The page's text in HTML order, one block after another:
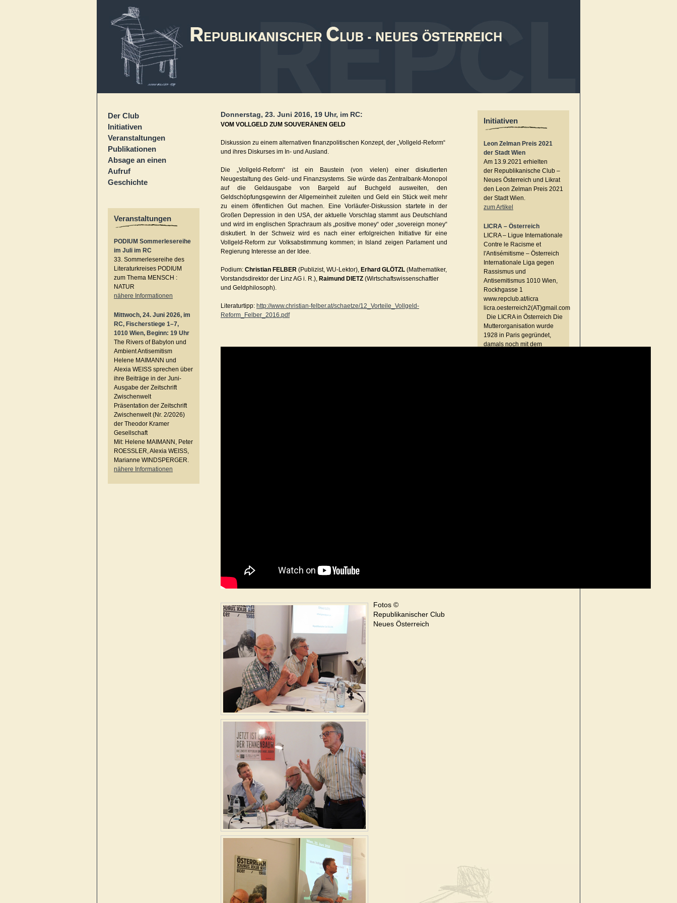
Der Club
Initiativen
Veranstaltungen
Publikationen
Absage an einen
Aufruf
Geschichte
Veranstaltungen
PODIUM Sommerlesereihe
im Juli im RC
33. Sommerlesereihe des
Literaturkreises PODIUM
zum Thema MENSCH :
NATUR
nähere Informationen
Mittwoch, 24. Juni 2026, im
RC, Fischerstiege 1–7,
1010 Wien, Beginn: 19 Uhr
The Rivers of Babylon und
Ambient Antisemitism
Helene MAIMANN und
Alexia WEISS sprechen über
ihre Beiträge in der Juni-
Ausgabe der Zeitschrift
Zwischenwelt
Präsentation der Zeitschrift
Zwischenwelt (Nr. 2/2026)
der Theodor Kramer
Gesellschaft
Mit: Helene MAIMANN, Peter
ROESSLER, Alexia WEISS,
Marianne WINDSPERGER.
nähere Informationen
Donnerstag, 23. Juni 2016, 19 Uhr, im RC:
VOM VOLLGELD ZUM SOUVERÄNEN GELD
Diskussion zu einem alternativen finanzpolitischen Konzept, der „Vollgeld-Reform“
und ihres Diskurses im In- und Ausland.
Die „Vollgeld-Reform“ ist ein Baustein (von vielen) einer diskutierten
Neugestaltung des Geld- und Finanzsystems. Sie würde das Zentralbank-Monopol
auf die Geldausgabe von Bargeld auf Buchgeld ausweiten, den
Geldschöpfungsgewinn der Allgemeinheit zuleiten und Geld ein Stück weit mehr
zu einem öffentlichen Gut machen. Eine Vorläufer-Diskussion startete in der
Großen Depression in den USA, der aktuelle Vorschlag stammt aus Deutschland
und wird im englischen Sprachraum als „positive money“ oder „sovereign money“
diskutiert. In der Schweiz wird es nach einer erfolgreichen Initiative für eine
Vollgeld-Reform zur Volksabstimmung kommen; in Island zeigen Parlament und
Regierung Interesse an der Idee.
Podium: Christian FELBER (Publizist, WU-Lektor), Erhard GLÖTZL (Mathematiker,
Vorstandsdirektor der Linz AG i. R.), Raimund DIETZ (Wirtschaftswissenschaftler
und Geldphilosoph).
Literaturtipp: http://www.christian-felber.at/schaetze/12_Vorteile_Vollgeld-
Reform_Felber_2016.pdf
Fotos ©
Republikanischer Club
Neues Österreich
Initiativen
Leon Zelman Preis 2021
der Stadt Wien
Am 13.9.2021 erhielten
der Republikanische Club –
Neues Österreich und Likrat
den Leon Zelman Preis 2021
der Stadt Wien.
zum Artikel
LICRA – Österreich
LICRA – Ligue Internationale
Contre le Racisme et
l'Antisémitisme – Österreich
Internationale Liga gegen
Rassismus und
Antisemitismus 1010 Wien,
Rockhgasse 1
www.repclub.at/licra
licra.oesterreich2(AT)gmail.com
Die LICRA in Österreich Die
Mutterorganisation wurde
1928 in Paris gegründet,
damals noch mit dem